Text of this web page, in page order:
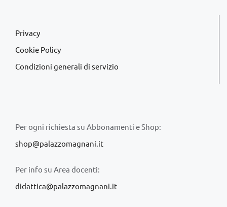
Privacy
Cookie Policy
Condizioni generali di servizio
Per ogni richiesta su Abbonamenti e Shop:
shop@palazzomagnani.it
Per info su Area docenti:
didattica@palazzomagnani.it